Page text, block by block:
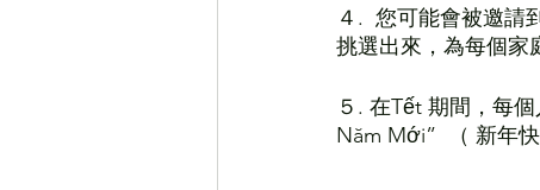
４.  您可能會被邀請
挑選出來，為每個家
５. 在Tết 期間，每
Năm Mới”  （ 新年快